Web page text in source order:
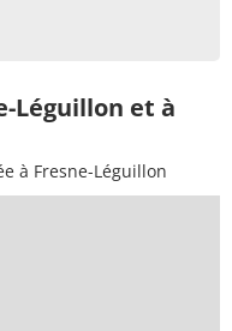
Léguillon et à
à Fresne-Léguillon